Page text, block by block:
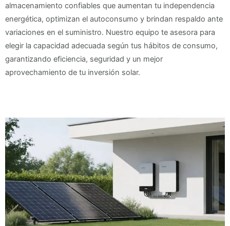
almacenamiento confiables que aumentan tu independencia
energética, optimizan el autoconsumo y brindan respaldo ante
variaciones en el suministro. Nuestro equipo te asesora para
elegir la capacidad adecuada según tus hábitos de consumo,
garantizando eficiencia, seguridad y un mejor
aprovechamiento de tu inversión solar.